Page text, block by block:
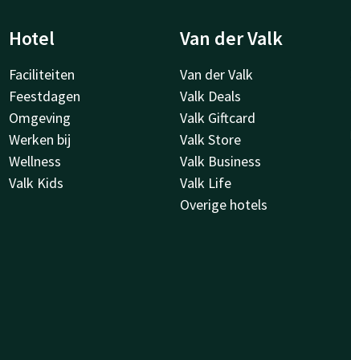
Hotel
Faciliteiten
Feestdagen
Omgeving
Werken bij
Wellness
Valk Kids
Van der Valk
Van der Valk
Valk Deals
Valk Giftcard
Valk Store
Valk Business
Valk Life
Overige hotels